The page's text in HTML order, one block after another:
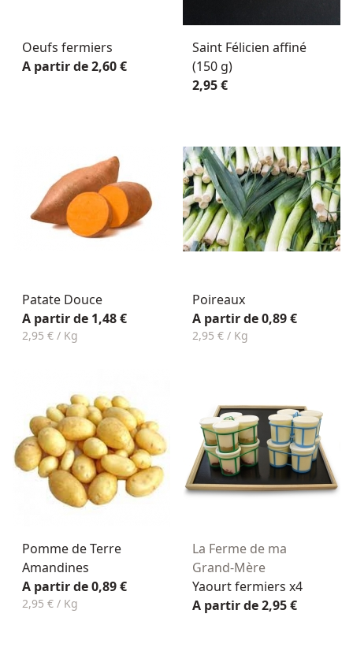
Oeufs fermiers
A partir de 2,60 €
Saint Félicien affiné
(150 g)
2,95 €
Patate Douce
A partir de 1,48 €
2,95 € / Kg
Poireaux
A partir de 0,89 €
2,95 € / Kg
Pomme de Terre
Amandines
A partir de 0,89 €
2,95 € / Kg
La Ferme de ma
Grand-Mère
Yaourt fermiers x4
A partir de 2,95 €